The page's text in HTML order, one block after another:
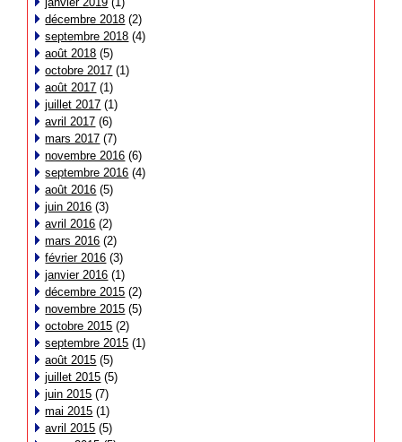
décembre 2018 (2)
septembre 2018 (4)
août 2018 (5)
octobre 2017 (1)
août 2017 (1)
juillet 2017 (1)
avril 2017 (6)
mars 2017 (7)
novembre 2016 (6)
septembre 2016 (4)
août 2016 (5)
juin 2016 (3)
avril 2016 (2)
mars 2016 (2)
février 2016 (3)
janvier 2016 (1)
décembre 2015 (2)
novembre 2015 (5)
octobre 2015 (2)
septembre 2015 (1)
août 2015 (5)
juillet 2015 (5)
juin 2015 (7)
mai 2015 (1)
avril 2015 (5)